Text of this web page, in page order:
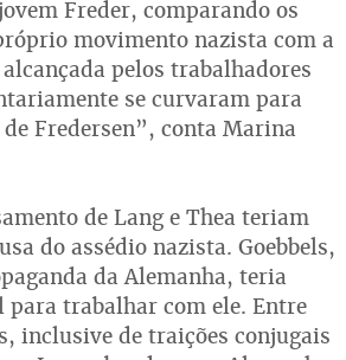
Freder, comparando os
movimento nazista com a
pelos trabalhadores
se curvaram para
Fredersen”, conta Marina
de Lang e Thea teriam
do assédio nazista. Goebbels,
da Alemanha, teria
para trabalhar com ele. Entre
inclusive de traições conjugais